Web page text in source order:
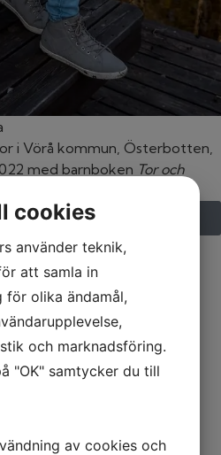
i Vörå kommun, Österbotten,
med barnboken Tor och
Granqvist
cookies
använder teknik,
att samla in
olika ändamål,
och marknadsföring.
"OK" samtycker du till
av cookies och